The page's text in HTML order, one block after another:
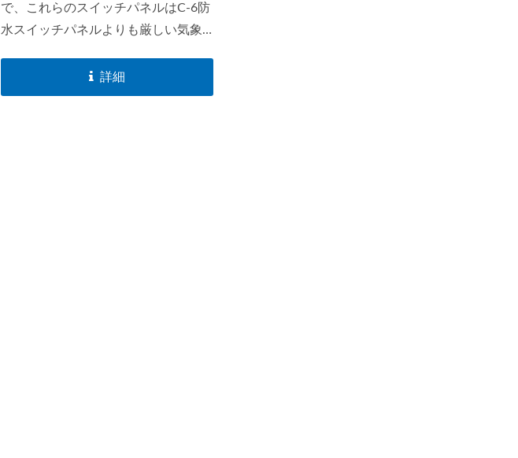
で、これらのスイッチパネルはC-6防
水スイッチパネルよりも厳しい気象
SP32xxシリーズは、ラベル用のバッ
クライトモジュールを備えた市場唯
詳細